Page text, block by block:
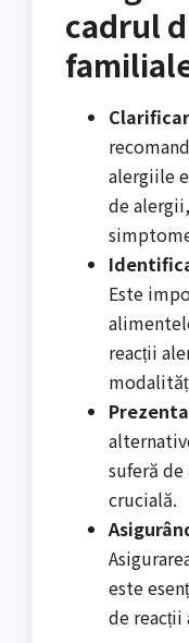
cadrul
alergiile
de
Este
reacții
suferă
crucială.
este
de reacții